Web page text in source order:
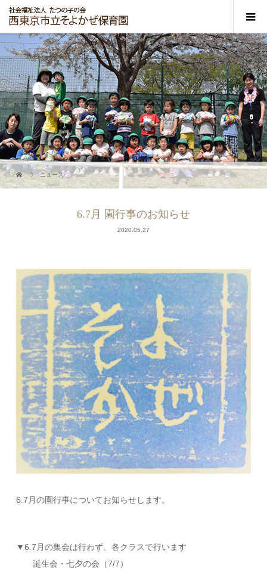
ニュース
6.7月 園行事のお知らせ
2020.05.27
6.7月の園行事についてお知らせします。
▼6.7月の集会は行わず、各クラスで行います
誕生会・七夕の会（7/7）